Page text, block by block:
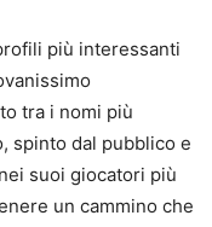
più interessanti
tra i nomi più
spinto dal pubblico e
suoi giocatori più
un cammino che